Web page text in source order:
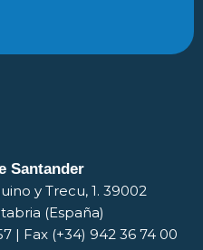
Santander
y Trecu, 1. 39002
(España)
| Fax (+34) 942 36 74 00